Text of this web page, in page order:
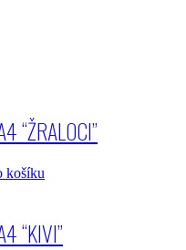
“ŽRALOCI”
košíku
“KIVI”